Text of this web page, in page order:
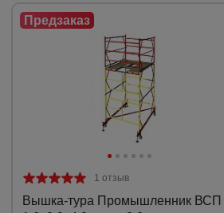
1 отзыв
Вышка-тура Промышленник ВСП